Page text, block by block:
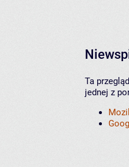
Ta
jednej z